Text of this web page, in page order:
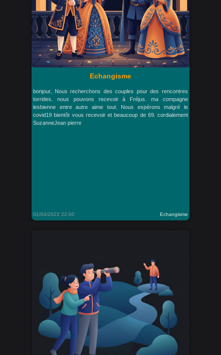
Echangisme
bonjour, Nous recherchons des couples pour des rencontres
torrides. nous pouvons recevoir à Fréjus. ma compagne
lesbienne entre autre aime tout. Nous espérons malgré le
covid19 bientôt vous recevoir et beaucoup de 69. cordialement
SuzanneJean pierre
01/04/2022 22:00 Echangisme